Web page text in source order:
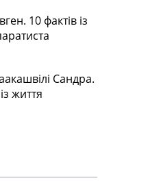
10 фактів із
Сандра.
життя